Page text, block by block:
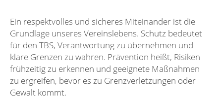
Ein respektvolles und sicheres Miteinander ist die
Grundlage unseres Vereinslebens. Schutz bedeutet
für den TBS, Verantwortung zu übernehmen und
klare Grenzen zu wahren. Prävention heißt, Risiken
frühzeitig zu erkennen und geeignete Maßnahmen
zu ergreifen, bevor es zu Grenzverletzungen oder
Gewalt kommt.